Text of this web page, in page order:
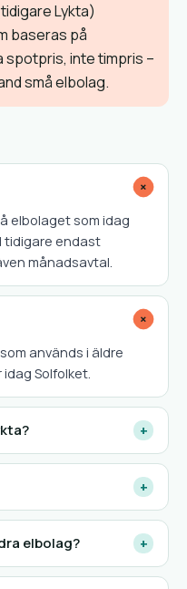
Lykta)
baseras på
spotpris, inte timpris –
små elbolag.
+
elbolaget som idag
tidigare endast
månadsavtal.
+
används i äldre
Solfolket.
+
+
elbolag? +